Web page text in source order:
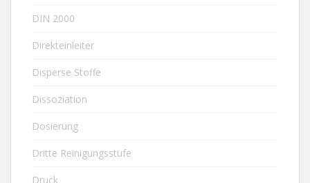
DIN 2000
Direkteinleiter
Disperse Stoffe
Dissoziation
Dosierung
Dritte Reinigungsstufe
Druck